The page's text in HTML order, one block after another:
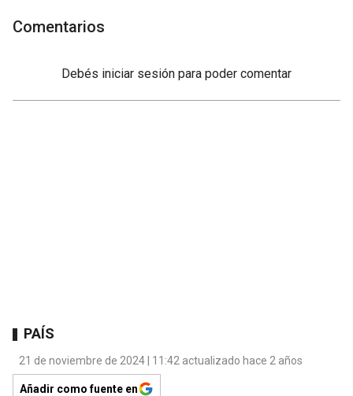
Comentarios
Debés iniciar sesión para poder comentar
PAÍS
21 de noviembre de 2024 | 11:42 actualizado hace 2 años
Añadir como fuente en